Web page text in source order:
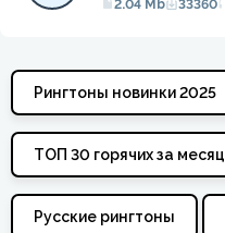
2.04 Mb 33360
Рингтоны новинки 2025
ТОП 30 горячих за месяц
Русские рингтоны